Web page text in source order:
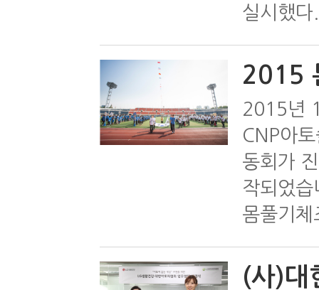
실시했
2015
2015년
CNP아
동회가
작되었
몸풀기
(사)대